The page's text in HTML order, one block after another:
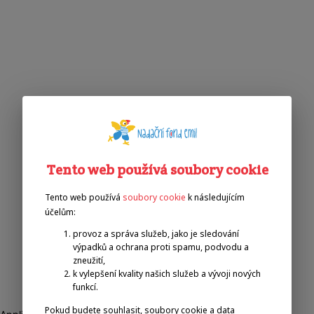
Tento web používá soubory cookie
Tento web používá soubory cookie k následujícím
účelům:
provoz a správa služeb, jako je sledování
výpadků a ochrana proti spamu, podvodu a
zneužití,
k vylepšení kvality našich služeb a vývoji nových
funkcí.
Pokud budete souhlasit, soubory cookie a data